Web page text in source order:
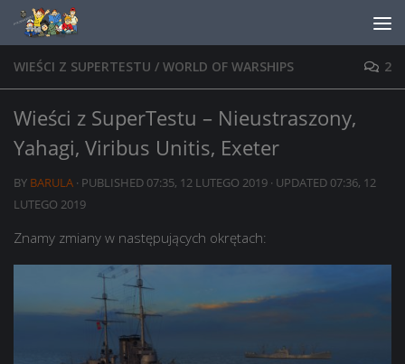
Skip to content
WIEŚCI Z SUPERTESTU / WORLD OF WARSHIPS 2
Wieści z SuperTestu – Nieustraszony,
Yahagi, Viribus Unitis, Exeter
BY BARULA · PUBLISHED 07:35, 12 LUTEGO 2019 · UPDATED 07:36, 12
LUTEGO 2019
Znamy zmiany w następujących okrętach: